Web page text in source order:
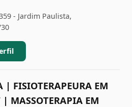
- Jardim Paulista,
| FISIOTERAPEURA EM
MASSOTERAPIA EM